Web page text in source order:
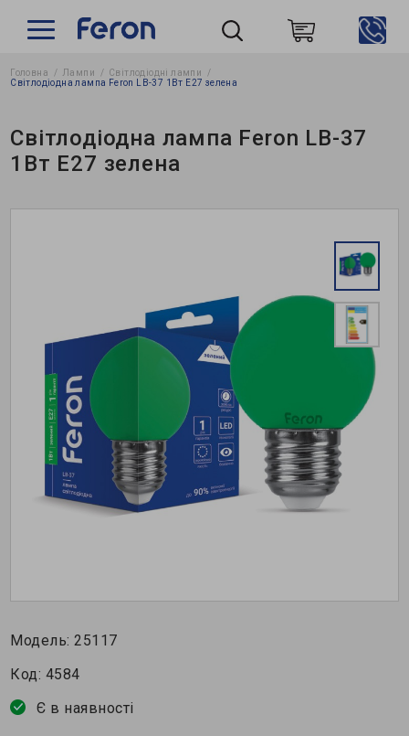
Головна Лампи
Світлодіодні лампи
Світлодіодна лампа Feron LB-37 1Вт E27 зелена
Світлодіодна лампа Feron LB-37
1Вт E27 зелена
Модель:25117
Код: 4584
Є в наявності